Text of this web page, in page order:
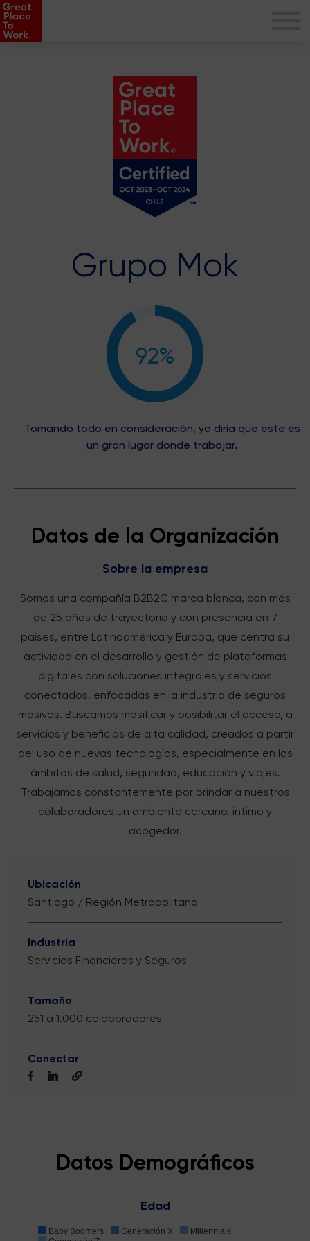
Grupo Mok
92%
Tomando todo en consideración, yo diría que este es
un gran lugar donde trabajar.
Datos de la Organización
Sobre la empresa
Somos una compañía B2B2C marca blanca, con más
de 25 años de trayectoria y con presencia en 7
países, entre Latinoamérica y Europa, que centra su
actividad en el desarrollo y gestión de plataformas
digitales con soluciones integrales y servicios
conectados, enfocadas en la industria de seguros
masivos. Buscamos masificar y posibilitar el acceso, a
servicios y beneficios de alta calidad, creados a partir
del uso de nuevas tecnologías, especialmente en los
ámbitos de salud, seguridad, educación y viajes.
Trabajamos constantemente por brindar a nuestros
colaboradores un ambiente cercano, intimo y
acogedor.
Ubicación
Santiago / Región Metropolitana
Industria
Servicios Financieros y Seguros
Tamaño
251 a 1.000 colaboradores
Conectar
Datos Demográficos
Edad
Baby Boomers Generación X
Millennials